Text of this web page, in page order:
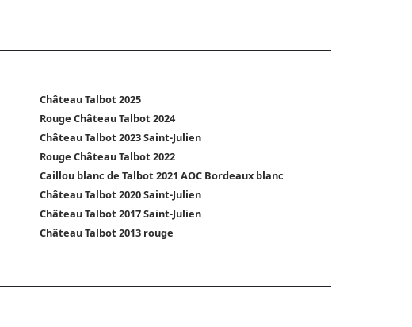
Château Talbot 2025
Rouge Château Talbot 2024
Château Talbot 2023 Saint-Julien
Rouge Château Talbot 2022
Caillou blanc de Talbot 2021 AOC Bordeaux blanc
Château Talbot 2020 Saint-Julien
Château Talbot 2017 Saint-Julien
Château Talbot 2013 rouge